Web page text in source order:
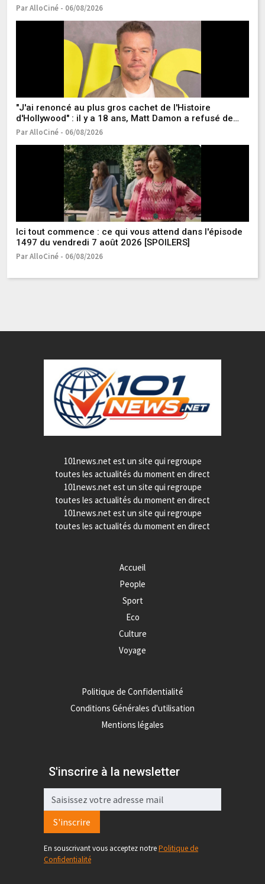
Par AlloCiné - 06/08/2026
"J'ai renoncé au plus gros cachet de l'Histoire
d'Hollywood" : il y a 18 ans, Matt Damon a refusé de
jouer dans l'un des meilleurs films de super-héros de
tous les temps
Par AlloCiné - 06/08/2026
Ici tout commence : ce qui vous attend dans l'épisode
1497 du vendredi 7 août 2026 [SPOILERS]
Par AlloCiné - 06/08/2026
101news.net est un site qui regroupe
toutes les actualités du moment en direct
101news.net est un site qui regroupe
toutes les actualités du moment en direct
101news.net est un site qui regroupe
toutes les actualités du moment en direct
Accueil
People
Sport
Eco
Culture
Voyage
Politique de Confidentialité
Conditions Générales d'utilisation
Mentions légales
S'inscrire à la newsletter
S'inscrire
En souscrivant vous acceptez notrePolitique de
Confidentialité